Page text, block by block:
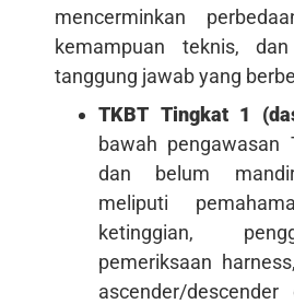
mencerminkan
kemampuan teknis,
tanggung jawab yang
TKBT Tingkat 1
bawah pengawasan
dan belum
meliputi
ketinggian,
pemeriksaan
ascender/